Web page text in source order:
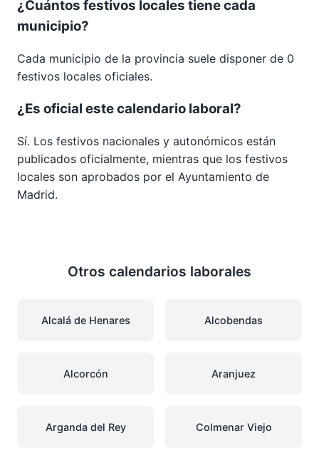
¿Cuántos festivos locales tiene cada
municipio?
Cada municipio de la provincia suele disponer de 0
festivos locales oficiales.
¿Es oficial este calendario laboral?
Sí. Los festivos nacionales y autonómicos están
publicados oficialmente, mientras que los festivos
locales son aprobados por el Ayuntamiento de
Madrid.
Otros calendarios laborales
Alcalá de Henares Alcobendas
Alcorcón Aranjuez
Arganda del Rey Colmenar Viejo